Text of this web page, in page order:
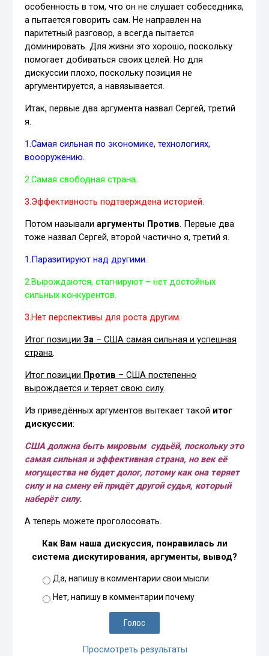
особенность в том, что он не слушает собеседника,
а пытается говорить сам. Не направлен на
паритетный разговор, а всегда пытается
доминировать. Для жизни это хорошо, поскольку
помогает добиваться своих целей. Но для
дискуссии плохо, поскольку позиция не
аргументируется, а навязывается.
Итак, первые два аргумента назвал Сергей, третий
я.
1.Самая сильная по экономике, технологиях,
воооружению.
2.Самая свободная страна.
3.Эффективность подтверждена историей.
Потом называлиаргументы Против. Первые два
тоже назвал Сергей, второй частично я, третий я.
1.Паразитируют над другими.
2.Вырождаются, стагнируют – нет достойных
сильных конкурентов.
3.Нет перспективы для роста другим.
Итог позицииЗа – США самая сильная и успешная
страна.
Итог позиции Против – США постепенно
вырождается и теряет свою силу.
Из приведённых аргументов вытекает такой итог
дискуссии:
США должна быть мировым судьёй, поскольку это
самая сильная и эффективная страна, но век её
могущества не будет долог, потому как она теряет
силу и на смену ей придёт другой судья, который
наберёт силу.
А теперь можете проголосовать.
Как Вам наша дискуссия, понравилась ли
система дискутирования, аргументы, вывод?
Да, напишу в комментарии свои мысли
Нет, напишу в комментарии почему
Просмотреть результаты